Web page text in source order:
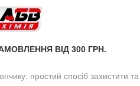
ВІД 300 ГРН.
простий спосіб захистити